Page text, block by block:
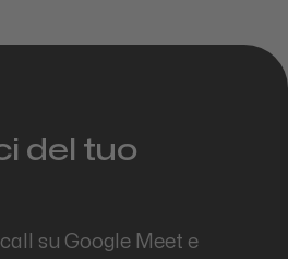
del tuo
su Google Meet e